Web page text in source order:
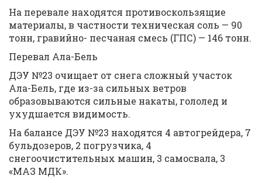
На перевале находятся противоскользящие
материалы, в частности техническая соль — 90
тонн, гравийно- песчаная смесь (ГПС) — 146 тонн.
Перевал Ала-Бель
ДЭУ №23 очищает от снега сложный участок
Ала-Бель, где из-за сильных ветров
образовываются сильные накаты, гололед и
ухудшается видимость.
На балансе ДЭУ №23 находятся 4 автогрейдера, 7
бульдозеров, 2 погрузчика, 4
снегоочистительных машин, 3 самосвала, 3
«МАЗ МДК».